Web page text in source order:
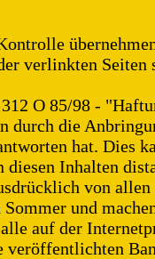
verlinkten Seiten
O 85/98 -
durch die
hat. Dies
diesen Inhalten
von
und
auf der
veröffentlichten